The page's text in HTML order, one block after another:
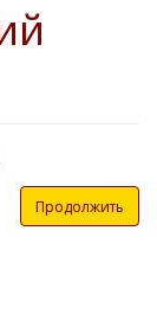
Продолжить